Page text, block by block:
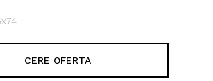
CERE OFERTA